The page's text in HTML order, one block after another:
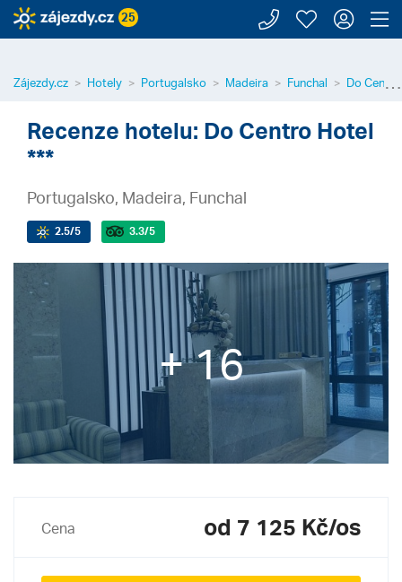
25 Zavolejte
Moje
⋯
Zájezdy.cz Hotely Portugalsko Madeira Funchal Do
Recenze hotelu: Do Centro Hotel
***
Portugalsko, Madeira, Funchal
2.5/5 3.3/5
+ 16
Cena od 7 125 Kč/os